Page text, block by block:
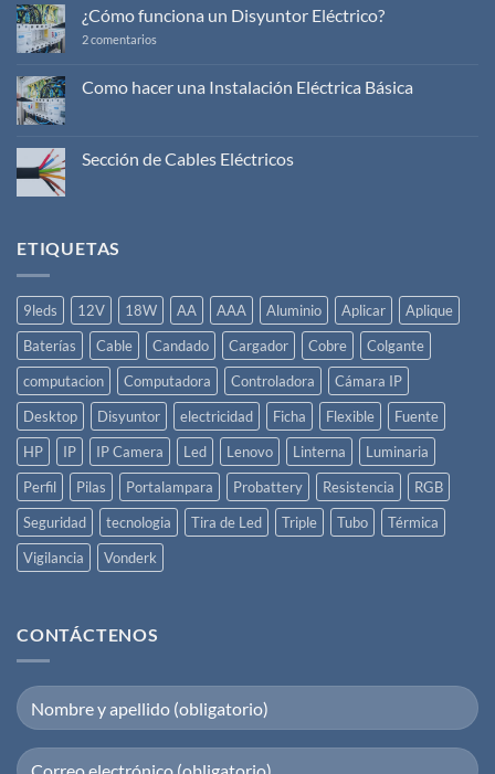
en
Enchufes
20A
¿Cómo funciona un Disyuntor Eléctrico?
2 comentarios
Disyuntor
Como hacer una Instalación Eléctrica Básica
en
Como
Sección de Cables Eléctricos
de
ETIQUETAS
9leds 12V 18W AA AAA Aluminio Aplicar
Aplique
Baterías
Cable Candado Cargador Cobre
Colgante
computacion
Computadora Controladora
Cámara IP
Desktop
Disyuntor electricidad Ficha Flexible
Fuente
HP
IP IP Camera Led Lenovo Linterna
Luminaria
Perfil
Pilas Portalampara Probattery Resistencia
RGB
Seguridad
tecnologia Tira de Led Triple Tubo
Térmica
Vigilancia
Vonderk
CONTÁCTENOS